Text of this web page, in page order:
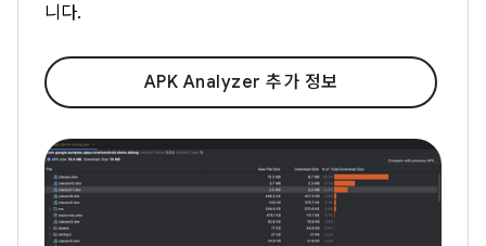
니다.
APK Analyzer 추가 정보